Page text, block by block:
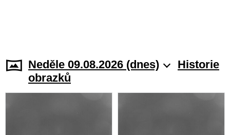
Neděle 09.08.2026 (dnes)
Historie
obrazků